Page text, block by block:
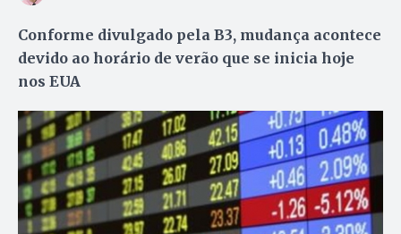
Conforme divulgado pela B3, mudança acontece
devido ao horário de verão que se inicia hoje
nos EUA